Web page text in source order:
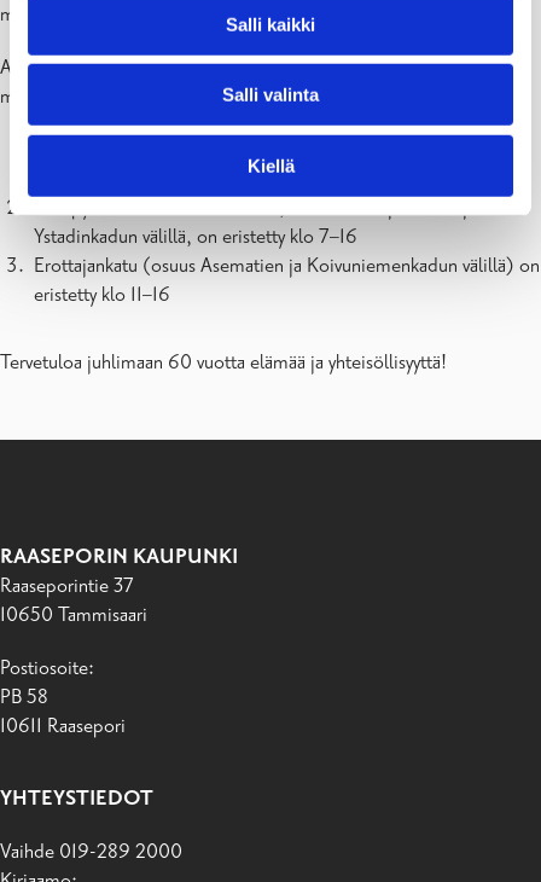
Salli kaikki
Salli valinta
Kiellä
mahdollisella tavalla.
Asukkaita ja vierailijoita pyydetään huomioimaan seuraavat
muuttuneet, väliaikaiset liikennejärjestelyt Tammisaaripäivänä:
Kartanonkadun välillä) on suljettu klo 9.30–14
Ystadinkadun välillä, on eristetty klo 7–16
Erottajankatu (osuus Asematien ja Koivuniemenkadun välillä) on
eristetty klo 11–16
Tervetuloa juhlimaan 60 vuotta elämää ja yhteisöllisyyttä!
RAASEPORIN KAUPUNKI
Raaseporintie 37
10650 Tammisaari
Postiosoite:
PB 58
10611 Raasepori
YHTEYSTIEDOT
Vaihde 019-289 2000